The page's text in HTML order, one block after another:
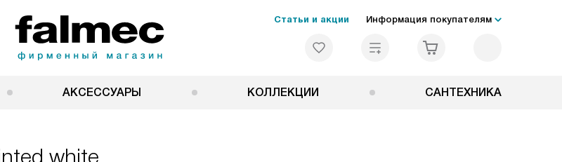
Статьи и акции Информация покупателям
АКСЕССУАРЫ КОЛЛЕКЦИИ САНТЕХНИКА
white